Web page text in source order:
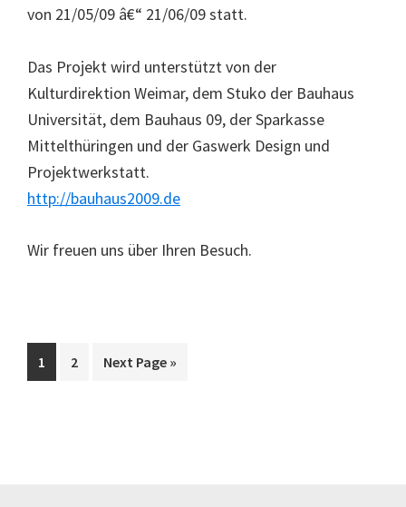
von 21/05/09 â€“ 21/06/09 statt.
Das Projekt wird unterstützt von der
Kulturdirektion Weimar, dem Stuko der Bauhaus
Universität, dem Bauhaus 09, der Sparkasse
Mittelthüringen und der Gaswerk Design und
Projektwerkstatt.
http://bauhaus2009.de
Wir freuen uns über Ihren Besuch.
Go
to
1
Go
2
Go
Next Page »